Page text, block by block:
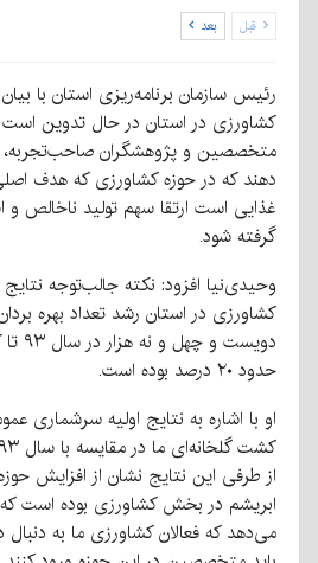
قبل بعد
رئیس سازمان برنامه‌ریزی استان با
کشاورزی در استان در حال تدوین است
متخصصین و پژوهشگران صاحب‌تجربه،
دهند که در حوزه کشاورزی که هدف
غذایی است ارتقا سهم تولید ناخالص و
گرفته شود.
وحیدی‌نیا افزود: نکته جالب‌توجه
کشاورزی در استان رشد تعداد بهره
حدود ۲۰ درصد بوده است.
او با اشاره به نتایج اولیه سرشماری
از طرفی این نتایج نشان از افزایش
ابریشم در بخش کشاورزی بوده است
می‌دهد که فعالان کشاورزی ما به دنبال